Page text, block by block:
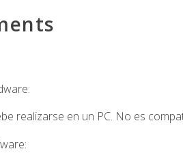
realizarse en un PC. No es